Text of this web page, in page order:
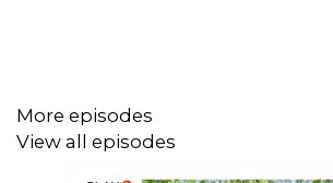
More episodes
View all episodes